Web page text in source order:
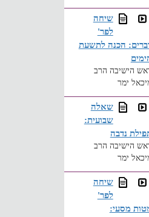
שיחה
לפר'
הכנה לתשעת
הישיבה הרב
ימר
שאלה
שבועית:
נדבה
הישיבה הרב
ימר
שיחה
לפר'
מסעי: